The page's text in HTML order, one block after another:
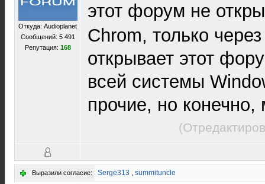
Откуда: Audioplanet
Сообщений: 5 491
Репутация: 168
этот форум не
Chrom, только
открывает этот
всей системы
прочие, но
Выразили согласие: Serge313 , summituncle